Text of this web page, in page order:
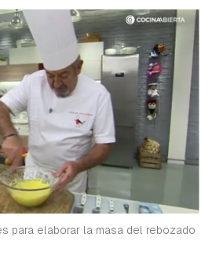
para elaborar la masa del rebozado